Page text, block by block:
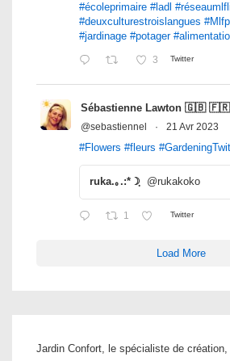
#écoleprimaire #ladl
#deuxculturestroislangues
#jardinage #potager
3 Twitter
Sébastienne Lawton 🇬🇧
@sebastiennel · 21 Avr 2023
#Flowers #fleurs
ruka.｡.:*☽ฺ @rukakoko
1 Twitter
Load More
Jardin Confort, le spécialiste de création,